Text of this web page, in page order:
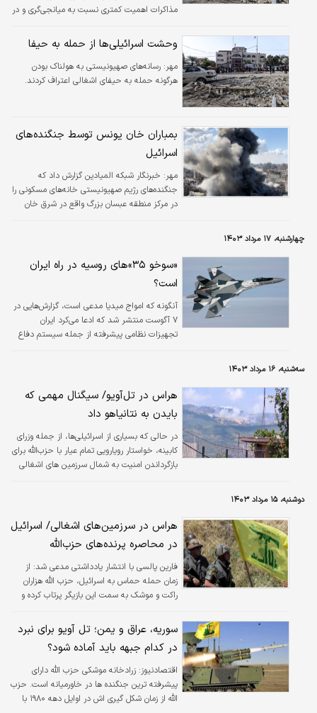
مذاکرات اهمیت کمتری نسبت به میانجی‌گری و در
وحشت اسرائیلی‌ها از حمله به حیفا
مهر: رسانه‌های صهیونیستی به هولناک بودن
هرگونه حمله به حیفای اشغالی اعتراف کردند.
بمباران خان یونس توسط جنگنده‌های
اسرائیل
مهر: خبرنگار شبکه المیادین گزارش داد که
جنگنده‌های رژیم صهیونیستی خانه‌های مسکونی را
در مرکز منطقه عبسان بزرگ واقع در شرق خان
چهارشنبه، ۱۷ مرداد ۱۴۰۳
«سوخو ۳۵»های روسیه در راه ایران
است؟
آنگونه که امواج میدیا مدعی است، گزارش‌هایی در
۷ آگوست منتشر شد که ادعا می‌کرد ایران
تجهیزات نظامی پیشرفته از جمله سیستم دفاع
سه‌شنبه، ۱۶ مرداد ۱۴۰۳
هراس در تل‌آویو/ سیگنال مهمی که
بایدن به نتانیاهو داد
در حالی که بسیاری از اسرائیلی‌ها، از جمله وزرای
کابینه، خواستار رویارویی تمام عیار با حزب‌الله برای
بازگرداندن امنیت به شمال سرزمین های اشغالی
دوشنبه، ۱۵ مرداد ۱۴۰۳
هراس در سرزمین‌های اشغالی/ اسرائیل
در محاصره پرنده‌های حزب‌الله
فارین پالسی با انتشار یادداشتی مدعی شد: از
زمان حمله حماس به اسرائیل، حزب الله هزاران
راکت و موشک به سمت این بازیگر پرتاب کرده و
به سمت اهدافی در امتداد مرز شلیک کرده است.
سوریه، عراق و یمن؛ تل آویو برای نبرد
در کدام جبهه باید آماده شود؟
اقتصادنیوز: زرادخانه موشکی حزب الله دارای
پیشرفته ترین جنگنده ها در خاورمیانه است. حزب
الله از زمان شکل گیری اش در اوایل دهه ۱۹۸۰ با